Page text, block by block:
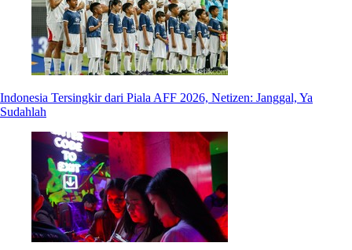
Indonesia Tersingkir dari Piala AFF 2026, Netizen: Janggal, Ya
Sudahlah